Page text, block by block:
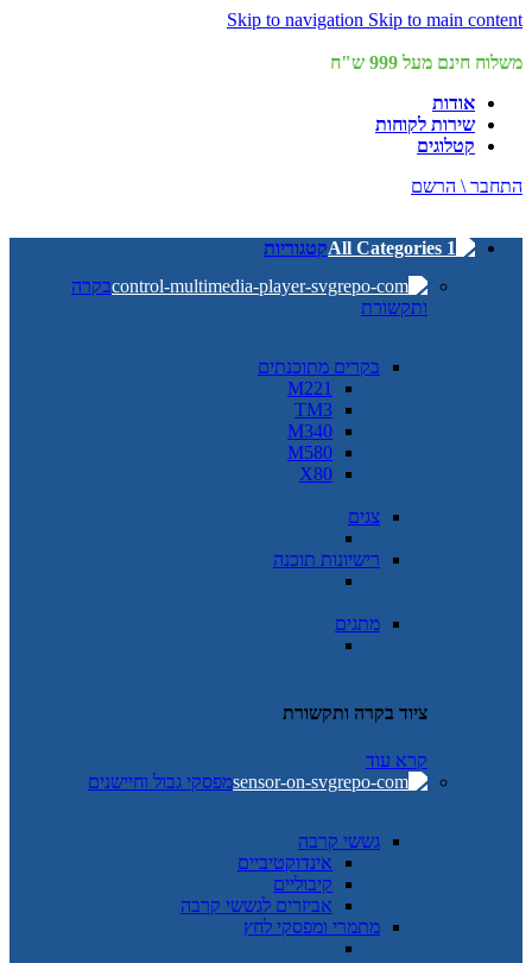
Skip to navigation Skip to main content
משלוח חינם מעל 999 ש"ח
אודות
שירות לקוחות
קטלוגים
התחבר \ הרשם
קטגוריות
בקרה
ותקשורת
בקרים מתוכנתים
M221
TM3
M340
M580
X80
צגים
רישיונות תוכנה
מתגים
ציוד בקרה ותקשורת
קרא עוד
מפסקי גבול וחיישנים
גששי קרבה
אינדוקטיביים
קיבוליים
אביזרים לגששי קרבה
מתמרי ומפסקי לחץ